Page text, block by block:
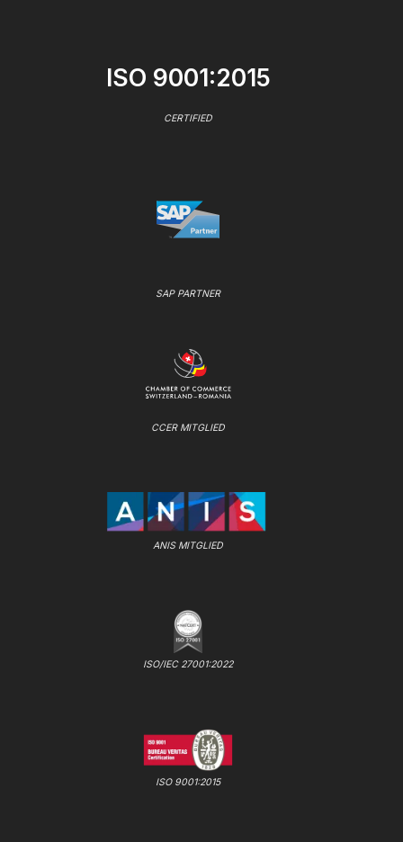
ISO 9001:2015
CERTIFIED
SAP PARTNER
CCER MITGLIED
ANIS MITGLIED
ISO/IEC 27001:2022
ISO 9001:2015